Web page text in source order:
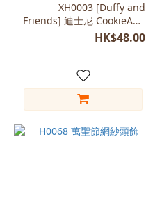
XH0003 [Duffy and
Friends] 迪士尼 CookieAnn
耳朵頭箍
HK$48.00